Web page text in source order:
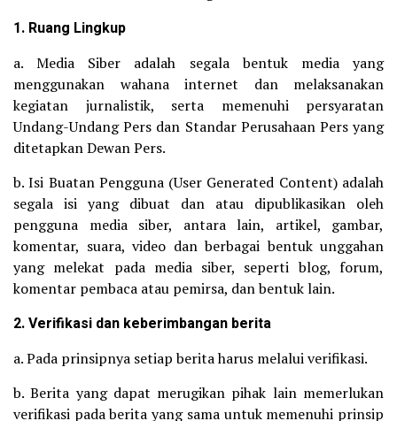
1. Ruang Lingkup
a. Media Siber adalah segala bentuk media yang
menggunakan wahana internet dan melaksanakan
kegiatan jurnalistik, serta memenuhi persyaratan
Undang-Undang Pers dan Standar Perusahaan Pers yang
ditetapkan Dewan Pers.
b. Isi Buatan Pengguna (User Generated Content) adalah
segala isi yang dibuat dan atau dipublikasikan oleh
pengguna media siber, antara lain, artikel, gambar,
komentar, suara, video dan berbagai bentuk unggahan
yang melekat pada media siber, seperti blog, forum,
komentar pembaca atau pemirsa, dan bentuk lain.
2. Verifikasi dan keberimbangan berita
a. Pada prinsipnya setiap berita harus melalui verifikasi.
b. Berita yang dapat merugikan pihak lain memerlukan
verifikasi pada berita yang sama untuk memenuhi prinsip